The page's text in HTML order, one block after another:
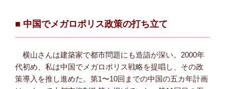
■ 中国でメガロポリス政策の打ち立て
横山さんは建築家で都市問題にも造詣が深い。2000年
代初め、私は中国でメガロポリス戦略を提唱し、その政
策導入を推し進めた。第1〜10回までの中国の五カ年計画